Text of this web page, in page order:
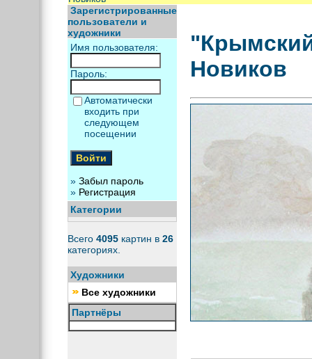
Зарегистрированные
пользователи и
художники
Имя пользователя:
Пароль:
Автоматически
входить при
следующем
посещении
» Забыл пароль
» Регистрация
Категории
Всего 4095картин в 26
категориях.
Художники
Все художники
Партнёры
Новиков